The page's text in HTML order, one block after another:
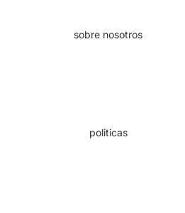
sobre nosotros
politicas